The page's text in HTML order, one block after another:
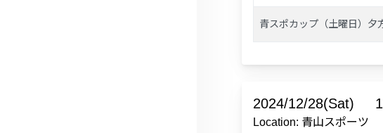
青スポカップ（土曜日）夕
2024/12/28(Sat)
Location: 青山スポーツ